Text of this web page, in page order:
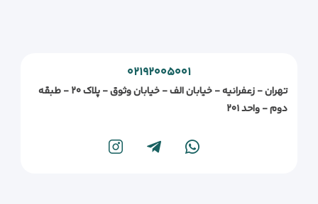
۰۲۱۹۲۰۰۵۰۰۱
تهران - زعفرانیه - خیابان الف - خیابان وثوق - پلاک ۲۰ - طبقه
دوم - واحد ۲۰۱